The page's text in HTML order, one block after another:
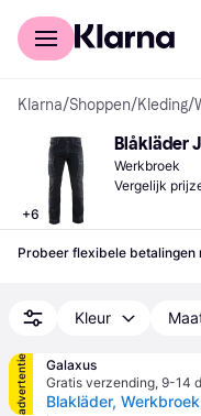
Voor shoppers
Klarna/Shoppen/Kleding/
+6
Blåkläder
Werkbroek
Vergelijk
Probeer flexibele betalingen
Kleur
advertentie
Galaxus
Gratis verzending, 9-14